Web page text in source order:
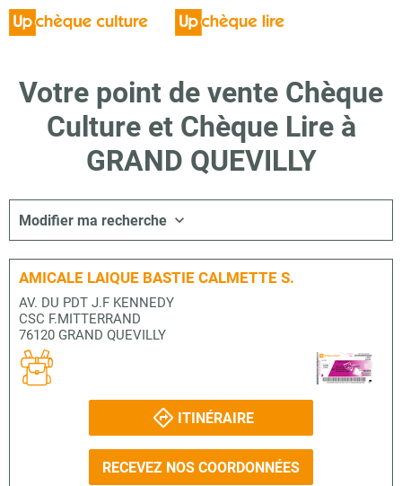
Votre point de vente Chèque
Culture et Chèque Lire à
GRAND QUEVILLY
Modifier ma recherche
AMICALE LAIQUE BASTIE CALMETTE S.
AV. DU PDT J.F KENNEDY
CSC F.MITTERRAND
76120 GRAND QUEVILLY
ITINÉRAIRE
RECEVEZ NOS COORDONNÉES